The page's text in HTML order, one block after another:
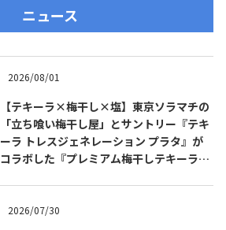
ニュース
2026/08/01
【テキーラ×梅干し×塩】東京ソラマチの
「立ち喰い梅干し屋」とサントリー『テキ
ーラ トレスジェネレーション プラタ』が
コラボした『プレミアム梅干しテキーラソ
2026/07/30